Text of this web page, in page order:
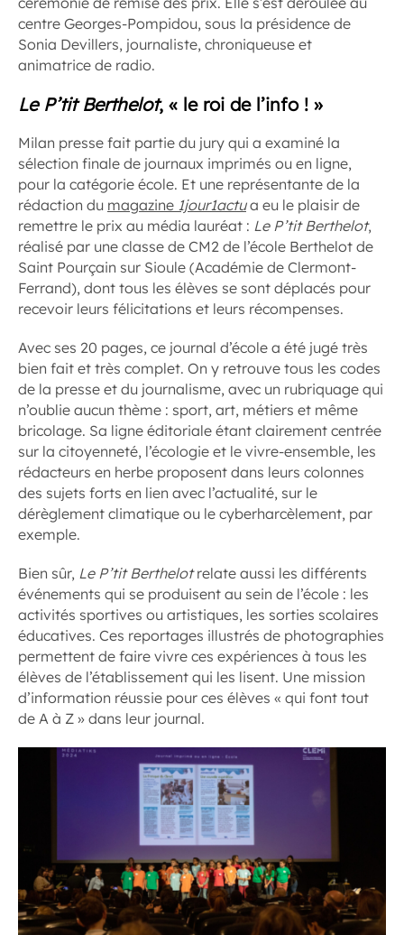
centre Georges-Pompidou, sous la présidence de
Sonia Devillers, journaliste, chroniqueuse et
animatrice de radio.
Le P’tit Berthelot, « le roi de l’info ! »
Milan presse fait partie du jury qui a examiné la
sélection finale de journaux imprimés ou en ligne,
pour la catégorie école. Et une représentante de la
rédaction du magazine 1jour1actua eu le plaisir de
remettre le prix au média lauréat : Le P’tit Berthelot,
réalisé par une classe de CM2 de l’école Berthelot de
Saint Pourçain sur Sioule (Académie de Clermont-
Ferrand), dont tous les élèves se sont déplacés pour
recevoir leurs félicitations et leurs récompenses.
Avec ses 20 pages, ce journal d’école a été jugé très
bien fait et très complet. On y retrouve tous les codes
de la presse et du journalisme, avec un rubriquage qui
n’oublie aucun thème : sport, art, métiers et même
bricolage. Sa ligne éditoriale étant clairement centrée
sur la citoyenneté, l’écologie et le vivre-ensemble, les
rédacteurs en herbe proposent dans leurs colonnes
des sujets forts en lien avec l’actualité, sur le
dérèglement climatique ou le cyberharcèlement, par
exemple.
Bien sûr, Le P’tit Berthelotrelate aussi les différents
événements qui se produisent au sein de l’école : les
activités sportives ou artistiques, les sorties scolaires
éducatives. Ces reportages illustrés de photographies
permettent de faire vivre ces expériences à tous les
élèves de l’établissement qui les lisent. Une mission
d’information réussie pour ces élèves « qui font tout
de A à Z » dans leur journal.